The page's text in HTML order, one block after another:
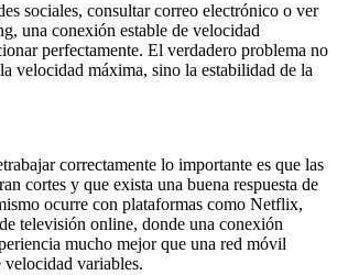
sociales, consultar correo electrónico o ver
una conexión estable de velocidad
perfectamente. El verdadero problema no
velocidad máxima, sino la estabilidad de la
correctamente lo importante es que las
cortes y que exista una buena respuesta de
ocurre con plataformas como Netflix,
televisión online, donde una conexión
mucho mejor que una red móvil
velocidad variables.